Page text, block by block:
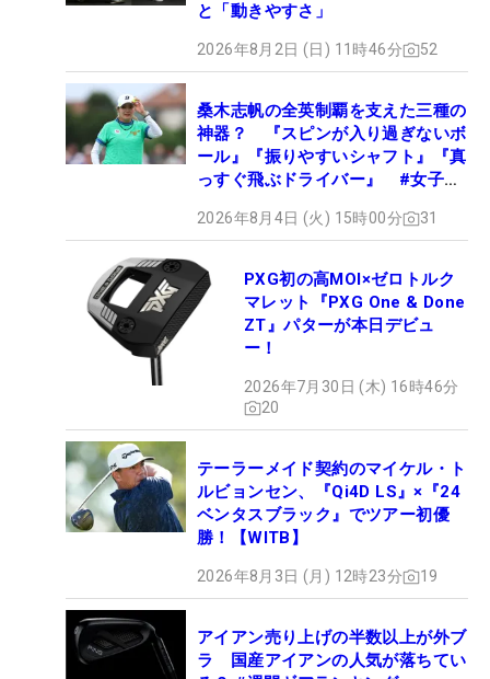
と「動きやすさ」
2026年8月2日 (日) 11時46分 52
桑木志帆の全英制覇を支えた三種の
神器？ 『スピンが入り過ぎないボ
ール』『振りやすいシャフト』『真
っすぐ飛ぶドライバー』 #女子プ
2026年8月4日 (火) 15時00分 31
PXG初の高MOI×ゼロトルク
マレット『PXG One & Done
ZT』パターが本日デビュ
ー！
2026年7月30日 (木) 16時46分
20
テーラーメイド契約のマイケル・ト
ルビョンセン、『Qi4D LS』×『24
ベンタスブラック』でツアー初優
勝！【WITB】
2026年8月3日 (月) 12時23分 19
アイアン売り上げの半数以上が外ブ
ラ 国産アイアンの人気が落ちてい